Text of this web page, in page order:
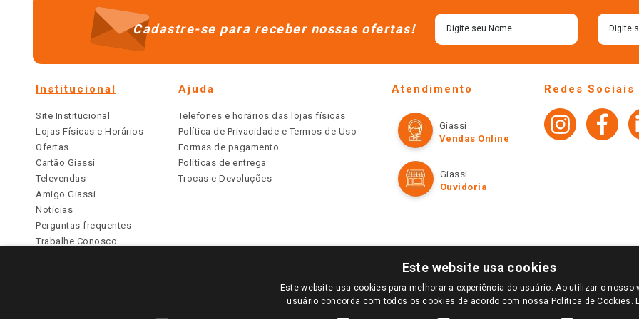
Cadastre-se para receber nossas ofertas!
Institucional
Site Institucional
Lojas Físicas e Horários
Ofertas
Cartão Giassi
Televendas
Amigo Giassi
Notícias
Perguntas frequentes
Trabalhe Conosco
Ajuda
Telefones e horários das lojas físicas
Política de Privacidade e Termos de Uso
Formas de pagamento
Políticas de entrega
Trocas e Devoluções
Atendimento
Giassi
Vendas Online
Giassi
Ouvidoria
Redes Sociais
PARA VER OS PREÇOS DA SUA REGIÃO, FAÇA LOGIN E SELECIONE A LOJA DE SUA PREFERÊNCIA. SOMENTE APÓS O LOGIN, OS PREÇOS
TODOS OS PREÇOS E CONDIÇÕES COMERCIAIS DESTE SITE SÃO VÁLIDOS APENAS PARA COMPRAS REALIZADAS NO GIASSI.COM.BR E NA LOJA
Este website usa cookies
Este website usa cookies para melhorar a experiência do usuário. Ao utilizar o nosso
usuário concorda com todos os cookies de acordo com nossa Política de Cookies.